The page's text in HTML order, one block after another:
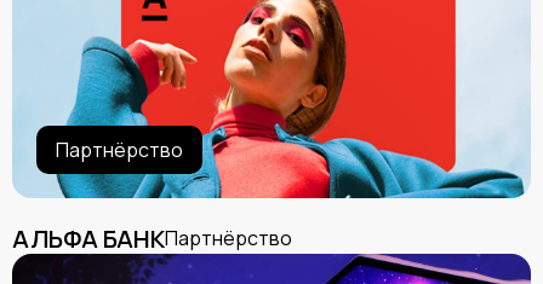
Партнёрство
АЛЬФА БАНКПартнёрство